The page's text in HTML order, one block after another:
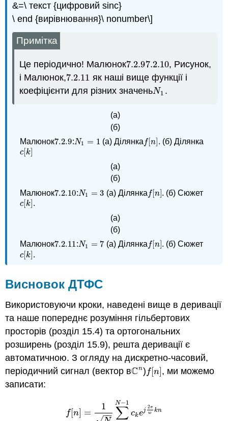
&=\ текст {цифровий sinc}
\ end {вирівнювання}\ nonumber\]
Примітка
Це періодично! Малюнок7.2.9
7.2.97.2.10
7.2.10, Рисунок,
і Малюнок,7.2.11
7.2.11 як наші вище функції і
коефіцієнти для різних значеньN1
N1 .
(а)
(б)
Малюнок7.2.9
7.2.9:N1 = 1
N1 =1 (а) Ділянкаf[n]
f[n] . (б) Ділянка
c[k]
c [k]
(а)
(б)
Малюнок7.2.10
7.2.10:N1 = 3
N1 =3 (а) Ділянкаf[n]
f[n] . (б) Сюжет
c[k]
c [k] .
(а)
(б)
Малюнок7.2.11
7.2.11:N1 = 7
N1 =7 (а) Ділянкаf[ n]
f[n] . (б) Сюжет
c[k]
c [k] .
Висновок ДТФС
Використовуючи кроки, наведені вище в деривації
та наше попереднє розуміння гільбертових
просторів (розділ 15.4) та ортогональних
розширень (розділ 15.9), решта деривації є
автоматичною. З огляду на дискретно-часовий,
періодичний сигнал (вектор вCn
Cn) f[n]
f[n] , ми можемо
записати:
f [n =
1
−− ∑
N−1
ckej
2π
w kn
f[n]= 1N∑k=0 N 1ckej2π